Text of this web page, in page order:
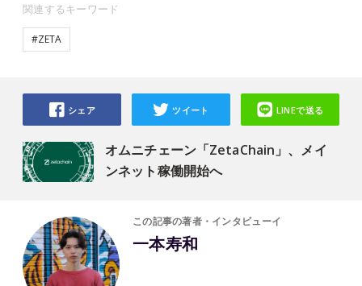
関連するキーワード
#ZETA
オムニチェーン「ZetaChain」、メイ
ンネット稼働開始へ
シェア ツイート LINEで送る
この記事の著者・インタビューイ
一本寿和